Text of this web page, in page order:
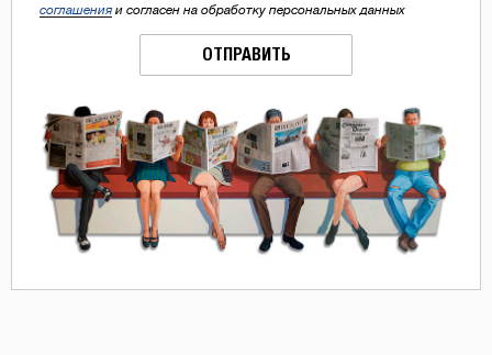
соглашения и согласен на обработку персональных данных
ОТПРАВИТЬ